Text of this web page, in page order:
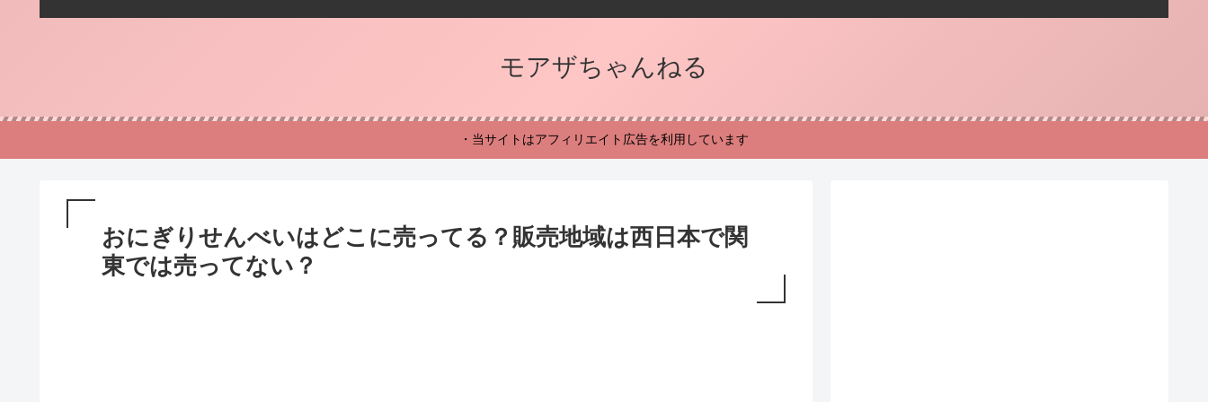
モアザちゃんねる
・当サイトはアフィリエイト広告を利用しています
おにぎりせんべいはどこに売ってる？販売地域は西日本で関
東では売ってない？